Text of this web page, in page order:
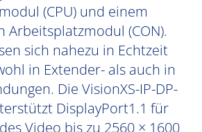
(CPU) und einem
Arbeitsplatzmodul (CON).
sich nahezu in Echtzeit
in Extender- als auch in
Die VisionXS-IP-DP-
DisplayPort1.1 für
Video bis zu 2560 × 1600